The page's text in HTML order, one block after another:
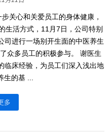
关心和关爱员工的身体健康，
生活方式，11月7日，公司特别
司进行一场别开生面的中医养生
众多员工的积极参与。 谢医生
临床经验，为员工们深入浅出地
的基 ...
多